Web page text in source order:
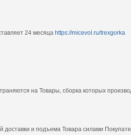
24 месяца https://micevol.ru/trexgorka
на Товары, сборка которых
доставки и подъема Товара силами